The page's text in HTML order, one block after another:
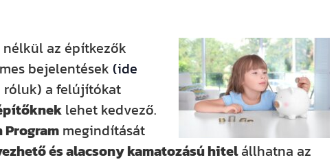
nélkül az építkezők
bejelentések(ide
róluk) a felújítókat
lehet kedvező.
megindítását
és alacsony kamatozású hitelállhatna az